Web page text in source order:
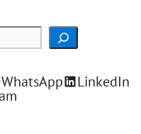
WhatsApp LinkedIn